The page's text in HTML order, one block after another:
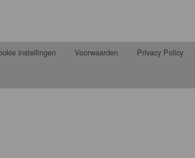
instellingen Voorwaarden Privacy Policy